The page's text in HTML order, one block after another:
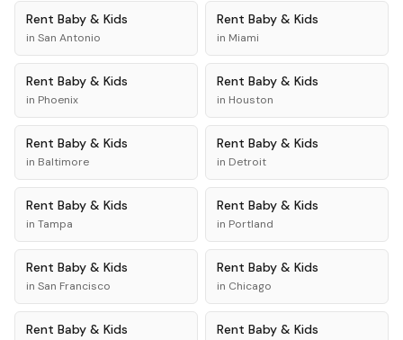
Rent Baby & Kids
in San Antonio
Rent Baby & Kids
in Miami
Rent Baby & Kids
in Phoenix
Rent Baby & Kids
in Houston
Rent Baby & Kids
in Baltimore
Rent Baby & Kids
in Detroit
Rent Baby & Kids
in Tampa
Rent Baby & Kids
in Portland
Rent Baby & Kids
in San Francisco
Rent Baby & Kids
in Chicago
Rent Baby & Kids Rent Baby & Kids